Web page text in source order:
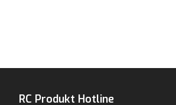
RC Produkt Hotline